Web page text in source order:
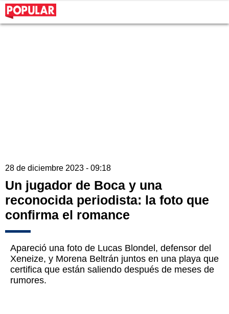
28 de diciembre 2023 - 09:18
Un jugador de Boca y una
reconocida periodista: la foto que
confirma el romance
Apareció una foto de Lucas Blondel, defensor del
Xeneize, y Morena Beltrán juntos en una playa que
certifica que están saliendo después de meses de
rumores.